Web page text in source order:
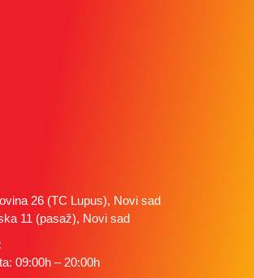
26 (TC Lupus), Novi sad
11 (pasaž), Novi sad
09:00h – 20:00h